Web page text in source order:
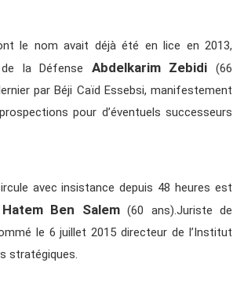
le nom avait déjà été en lice en 2013,
de la Défense Abdelkarim Zebidi(66
par Béji Caïd Essebsi, manifestement
pour d’éventuels successeurs
avec insistance depuis 48 heures est
Hatem Ben Salem (60 ans).Juriste de
le 6 juillet 2015 directeur de l’Institut
stratégiques.